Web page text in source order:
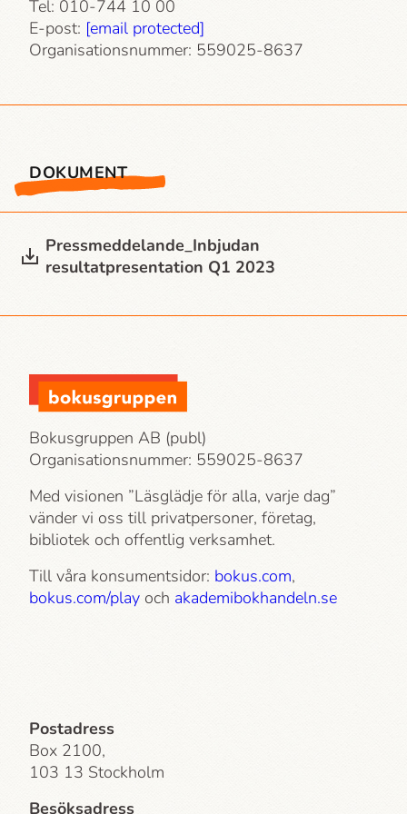
Tel: 010-744 10 00
E-post: [email protected]
Organisationsnummer: 559025-8637
DOKUMENT
Press­meddelande_Inbjudan
resultatpresentation Q1 2023
Bokusgruppen AB (publ)
Organisationsnummer: 559025-8637
Med visionen ”Läsglädje för alla, varje dag”
vänder vi oss till privatpersoner, företag,
bibliotek och offentlig verksamhet.
Till våra konsumentsidor: bokus.com,
bokus.com/play och akademi­bokhandeln.se
Postadress
Box 2100,
103 13 Stockholm
Besöksadress